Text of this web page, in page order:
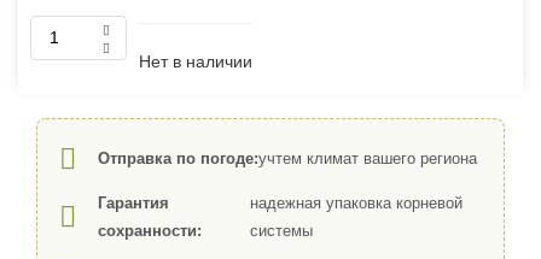
Нет в наличии
Отправка по погоде:учтем климат вашего региона
Гарантия
сохранности:
надежная упаковка корневой
системы